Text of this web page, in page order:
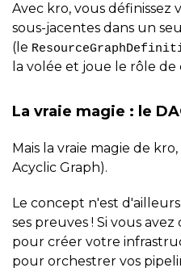
Avec kro, vous définissez
sous-jacentes dans un
(le
la volée et joue le rôle
La vraie magie : le
Mais la vraie magie de
Acyclic Graph).
Le concept n'est
ses preuves ! Si vous avez
pour créer votre
pour orchestrer vos